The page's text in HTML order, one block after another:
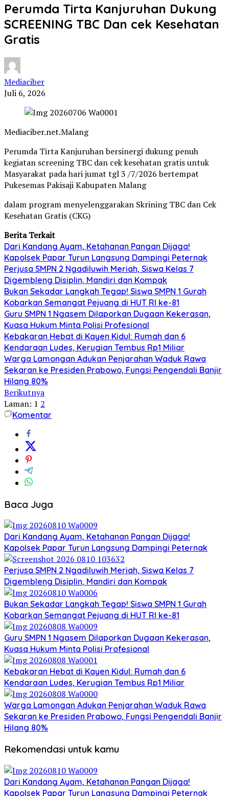
Perumda Tirta Kanjuruhan Dukung
SCREENING TBC Dan cek Kesehatan
Gratis
Mediaciber
Juli 6, 2026
Mediaciber.net.Malang
Perumda Tirta Kanjuruhan bersinergi dukung penuh
kegiatan screening TBC dan cek kesehatan gratis untuk
Masyarakat pada hari jumat tgl 3 /7/2026 bertempat
Pukesemas Pakisaji Kabupaten Malang
dalam program menyelenggarakan Skrining TBC dan Cek
Kesehatan Gratis (CKG)
Berita Terkait
Dari Kandang Ayam, Ketahanan Pangan Dijaga!
Kapolsek Papar Turun Langsung Dampingi Peternak
Perjusa SMPN 2 Ngadiluwih Meriah, Siswa Kelas 7
Digembleng Disiplin, Mandiri dan Kompak
Bukan Sekadar Langkah Tegap! Siswa SMPN 1 Gurah
Kobarkan Semangat Pejuang di HUT RI ke-81
Guru SMPN 1 Ngasem Dilaporkan Dugaan Kekerasan,
Kuasa Hukum Minta Polisi Profesional
Kebakaran Hebat di Kayen Kidul: Rumah dan 6
Kendaraan Ludes, Kerugian Tembus Rp1 Miliar
Warga Lamongan Adukan Penjarahan Waduk Rawa
Sekaran ke Presiden Prabowo, Fungsi Pengendali Banjir
Hilang 80%
Berikutnya
Laman: 1 2
Komentar
Baca Juga
Dari Kandang Ayam, Ketahanan Pangan Dijaga!
Kapolsek Papar Turun Langsung Dampingi Peternak
Perjusa SMPN 2 Ngadiluwih Meriah, Siswa Kelas 7
Digembleng Disiplin, Mandiri dan Kompak
Bukan Sekadar Langkah Tegap! Siswa SMPN 1 Gurah
Kobarkan Semangat Pejuang di HUT RI ke-81
Guru SMPN 1 Ngasem Dilaporkan Dugaan Kekerasan,
Kuasa Hukum Minta Polisi Profesional
Kebakaran Hebat di Kayen Kidul: Rumah dan 6
Kendaraan Ludes, Kerugian Tembus Rp1 Miliar
Warga Lamongan Adukan Penjarahan Waduk Rawa
Sekaran ke Presiden Prabowo, Fungsi Pengendali Banjir
Hilang 80%
Rekomendasi untuk kamu
Dari Kandang Ayam, Ketahanan Pangan Dijaga!
Kapolsek Papar Turun Langsung Dampingi Peternak